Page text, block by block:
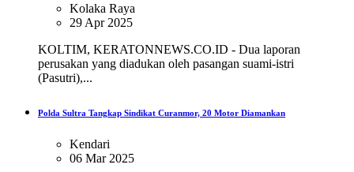
Kolaka Raya
29 Apr 2025
KOLTIM, KERATONNEWS.CO.ID - Dua laporan
perusakan yang diadukan oleh pasangan suami-istri
(Pasutri),...
Polda Sultra Tangkap Sindikat Curanmor, 20 Motor Diamankan
Kendari
06 Mar 2025